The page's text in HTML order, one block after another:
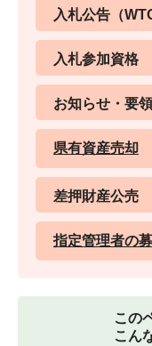
入札公告（
入札参加資格
お知らせ・要
県有資産売却
差押財産公売
指定管理者の
この
こん